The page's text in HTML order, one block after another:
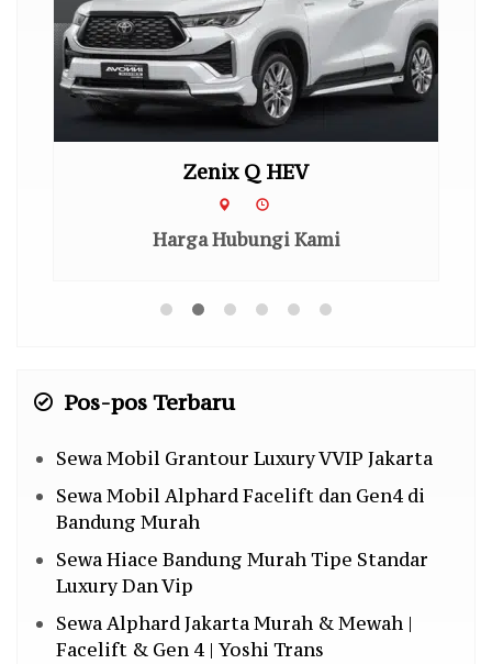
Zenix Q HEV
Harga Hubungi Kami
Pos-pos Terbaru
Sewa Mobil Grantour Luxury VVIP Jakarta
Sewa Mobil Alphard Facelift dan Gen4 di
Bandung Murah
Sewa Hiace Bandung Murah Tipe Standar
Luxury Dan Vip
Sewa Alphard Jakarta Murah & Mewah |
Facelift & Gen 4 | Yoshi Trans